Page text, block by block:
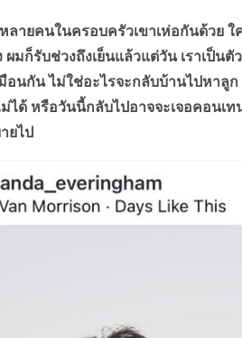
คนในครอบครัวเขาเห่อกันด้วย ใ
มก็รับช่วงถึงเย็นแล้วแต่วัน เราเป็น
อนกัน ไม่ใช่อะไรจะกลับบ้านไปหาลู
ม่ได้ หรือวันนี้กลับไปอาจจะเจอคอน
ยไป